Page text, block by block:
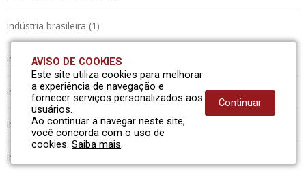
indústria brasileira (1)
indústria de transformadores (1)
inovação (1)
inovação e sustentabilidade (1)
intervalos de lubrificação componentes (1)
AVISO DE COOKIES
Este site utiliza cookies para melhorar
a experiência de navegação e
fornecer serviços personalizados aos
usuários.
Ao continuar a navegar neste site,
você concorda com o uso de
cookies. Saiba mais.
Continuar